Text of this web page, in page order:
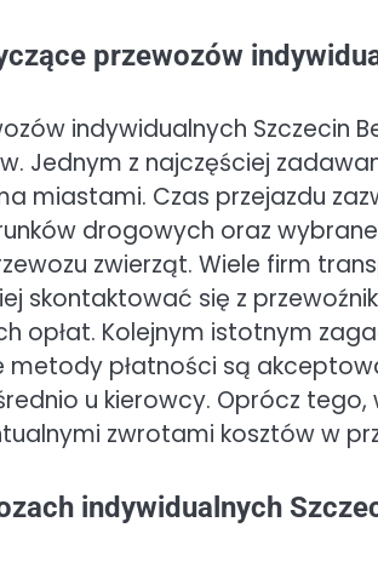
przewozów
indywidualnych Szczecin
Jednym z najczęściej
miastami. Czas przejazdu
drogowych oraz
zwierząt. Wiele firm
skontaktować się z
opłat. Kolejnym istotnym
metody płatności są
u kierowcy. Oprócz tego,
zwrotami kosztów w
indywidualnych